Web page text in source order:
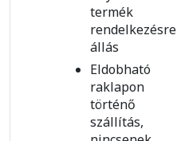
termék
rendelkezésre
állás
Eldobható
raklapon
történő
szállítás,